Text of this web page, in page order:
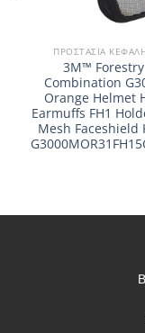
ΠΡΟΣΤΑΣΊΑ
3M™ Forestry
Combination
Orange Helmet
Earmuffs FH1
Mesh Faceshield